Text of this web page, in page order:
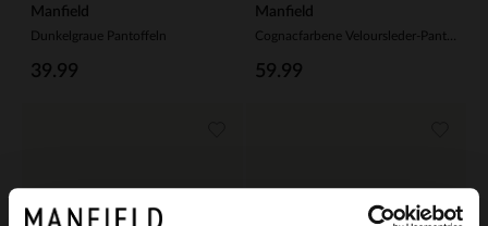
Manfield
Dunkelgraue Pantoffeln
39.99
Manfield
59.99